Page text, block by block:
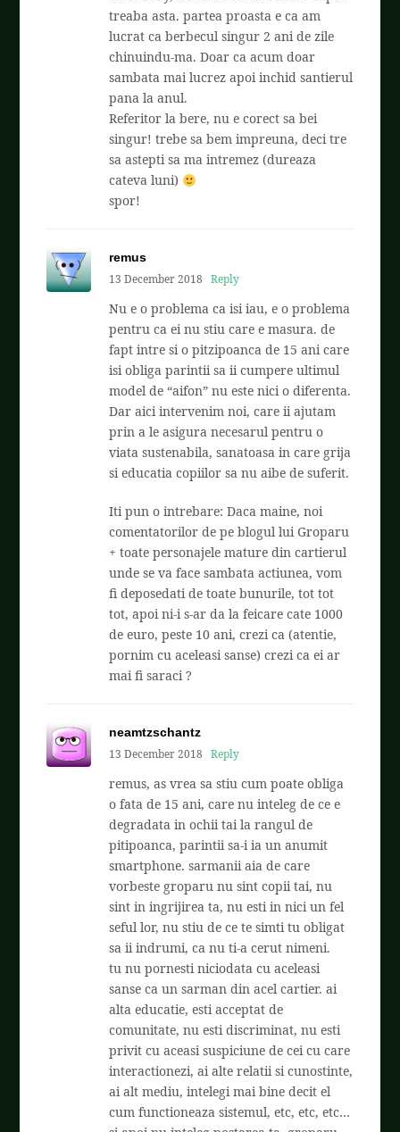
treaba asta. partea proasta e ca am
lucrat ca berbecul singur 2 ani de zile
chinuindu-ma. Doar ca acum doar
sambata mai lucrez apoi inchid santierul
pana la anul.
Referitor la bere, nu e corect sa bei
singur! trebe sa bem impreuna, deci tre
sa astepti sa ma intremez (dureaza
cateva luni)
spor!
remus
13 December 2018
Reply
Nu e o problema ca isi iau, e o problema
pentru ca ei nu stiu care e masura. de
fapt intre si o pitzipoanca de 15 ani care
isi obliga parintii sa ii cumpere ultimul
model de “aifon” nu este nici o diferenta.
Dar aici intervenim noi, care ii ajutam
prin a le asigura necesarul pentru o
viata sustenabila, sanatoasa in care grija
si educatia copiilor sa nu aibe de suferit.
Iti pun o intrebare: Daca maine, noi
comentatorilor de pe blogul lui Groparu
+ toate personajele mature din cartierul
unde se va face sambata actiunea, vom
fi deposedati de toate bunurile, tot tot
tot, apoi ni-i s-ar da la feicare cate 1000
de euro, peste 10 ani, crezi ca (atentie,
pornim cu aceleasi sanse) crezi ca ei ar
mai fi saraci ?
neamtzschantz
13 December 2018
Reply
remus, as vrea sa stiu cum poate obliga
o fata de 15 ani, care nu inteleg de ce e
degradata in ochii tai la rangul de
pitipoanca, parintii sa-i ia un anumit
smartphone. sarmanii aia de care
vorbeste groparu nu sint copii tai, nu
sint in ingrijirea ta, nu esti in nici un fel
seful lor, nu stiu de ce te simti tu obligat
sa ii indrumi, ca nu ti-a cerut nimeni.
tu nu pornesti niciodata cu aceleasi
sanse ca un sarman din acel cartier. ai
alta educatie, esti acceptat de
comunitate, nu esti discriminat, nu esti
privit cu aceasi suspiciune de cei cu care
interactionezi, ai alte relatii si cunostinte,
ai alt mediu, intelegi mai bine decit el
cum functioneaza sistemul, etc, etc, etc…